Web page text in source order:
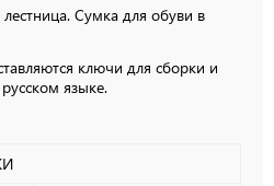
Сумка для обуви в
ключи для сборки и
языке.